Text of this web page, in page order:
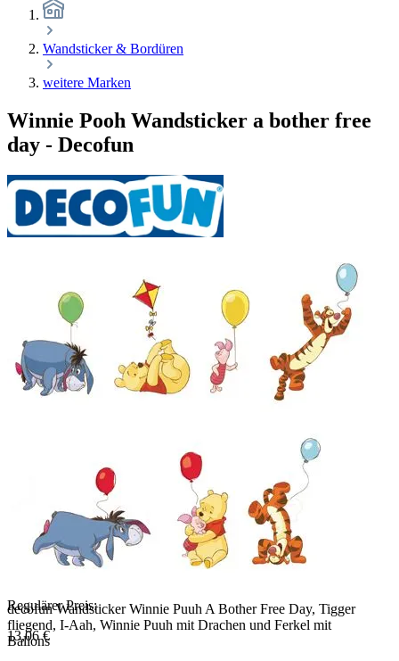
Wandsticker & Bordüren
weitere Marken
Winnie Pooh Wandsticker a bother free
day - Decofun
decofun Wandsticker Winnie Puuh A Bother Free Day, Tigger
fliegend, I-Aah, Winnie Puuh mit Drachen und Ferkel mit
Ballons
Regulärer Preis:
13,06 €